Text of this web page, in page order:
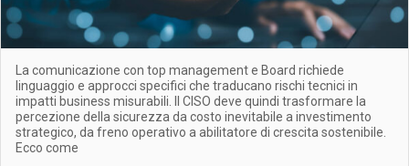
La comunicazione con top management e Board richiede
linguaggio e approcci specifici che traducano rischi tecnici in
impatti business misurabili. Il CISO deve quindi trasformare la
percezione della sicurezza da costo inevitabile a investimento
strategico, da freno operativo a abilitatore di crescita sostenibile.
Ecco come